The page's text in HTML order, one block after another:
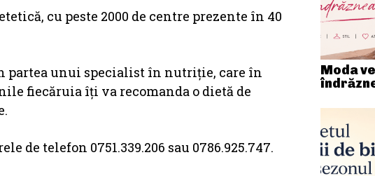
cu peste 2000 de centre prezente în 40
partea unui specialist în nutriție, care în
fiecăruia îți va recomanda o dietă de
telefon 0751.339.206 sau 0786.925.747.
Moda